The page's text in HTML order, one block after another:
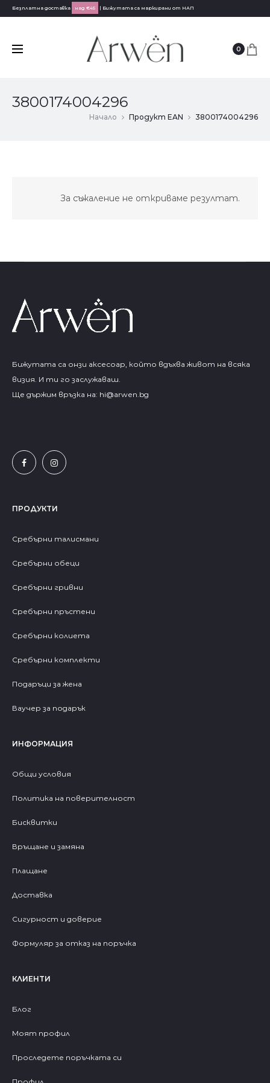
Безплатна доставка над €45 | Бижутата са маркирани от НАП
0
3800174004296
Начало Продукт EAN 3800174004296
За съжаление не откриваме резултат.
Бижутата са онзи аксесоар, който вдъхва живот на всяка
визия. И ти го заслужаваш.
Ще държим връзка на: hi@arwen.bg
ПРОДУКТИ
Сребърни талисмани
Сребърни обеци
Сребърни гривни
Сребърни пръстени
Сребърни колиета
Сребърни комплекти
Подаръци за жена
Ваучер за подарък
ИНФОРМАЦИЯ
Общи условия
Политика на поверителност
Бисквитки
Връщане и замяна
Плащане
Доставка
Сигурност и доверие
Формуляр за отказ на поръчка
КЛИЕНТИ
Блог
Моят профил
Проследете поръчката си